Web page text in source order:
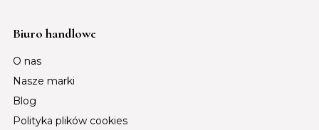
Biuro handlowe
O nas
Nasze marki
Blog
Polityka plików cookies